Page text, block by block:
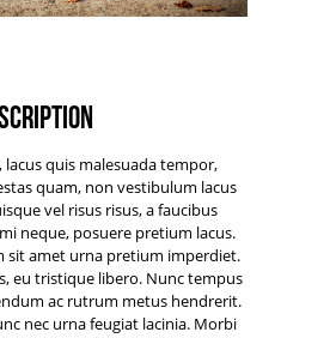
quis malesuada tempor,
quam, non vestibulum lacus
vel risus risus, a faucibus
neque, posuere pretium lacus.
sit amet urna pretium imperdiet.
eu tristique libero. Nunc tempus
ac rutrum metus hendrerit.
nec urna feugiat lacinia. Morbi